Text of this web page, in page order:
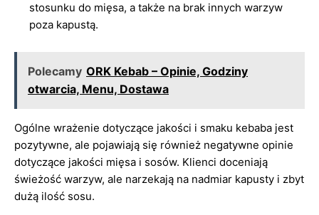
stosunku do mięsa, a także na brak innych warzyw
poza kapustą.
Polecamy ORK Kebab – Opinie, Godziny
otwarcia, Menu, Dostawa
Ogólne wrażenie dotyczące jakości i smaku kebaba jest
pozytywne, ale pojawiają się również negatywne opinie
dotyczące jakości mięsa i sosów. Klienci doceniają
świeżość warzyw, ale narzekają na nadmiar kapusty i zbyt
dużą ilość sosu.